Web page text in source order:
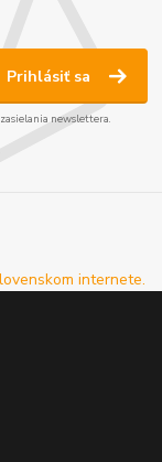
Prihlásiť sa
newslettera.